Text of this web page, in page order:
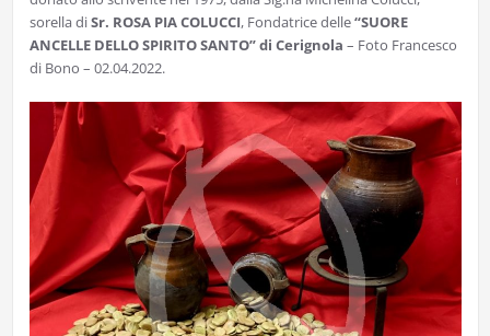
sorella diSr. ROSA PIA COLUCCI, Fondatrice delle“SUORE
ANCELLE DELLO SPIRITO SANTO” di Cerignola – Foto Francesco
di Bono – 02.04.2022.